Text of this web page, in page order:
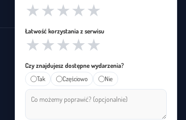
★
★
★
★
★
Łatwość korzystania z serwisu
★
★
★
★
★
Czy znajdujesz dostępne wydarzenia?
Tak
Częściowo Nie